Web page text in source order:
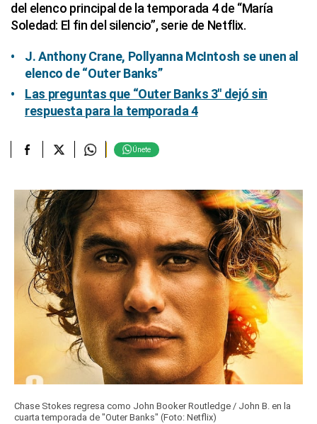
del elenco principal de la temporada 4 de “María
Soledad: El fin del silencio”, serie de Netflix.
J. Anthony Crane, Pollyanna McIntosh se unen al
elenco de “Outer Banks”
Las preguntas que “Outer Banks 3″ dejó sin
respuesta para la temporada 4
Únete
Chase Stokes regresa como John Booker Routledge / John B. en la
cuarta temporada de "Outer Banks" (Foto: Netflix)